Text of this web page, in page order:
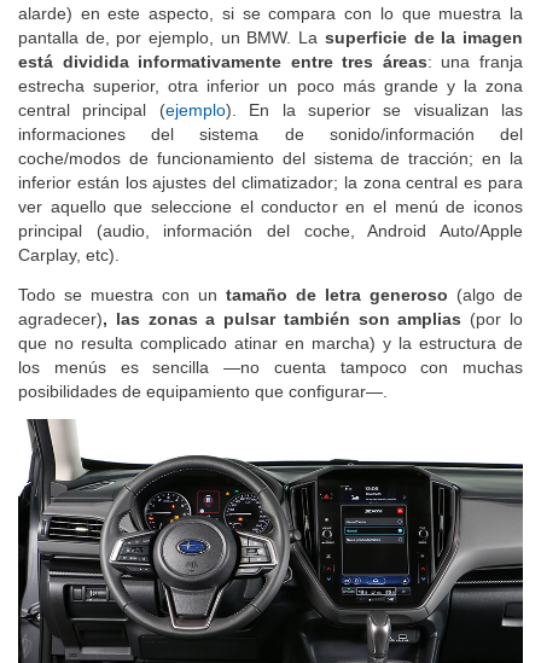
también el de un coche de hace varios años, con pocos (o ningún
alarde) en este aspecto, si se compara con lo que muestra la
pantalla de, por ejemplo, un BMW. Lasuperficie de la imagen
está dividida informativamente entre tres áreas: una franja
estrecha superior, otra inferior un poco más grande y la zona
central principal (ejemplo). En la superior se visualizan las
informaciones del sistema de sonido/información del
coche/modos de funcionamiento del sistema de tracción; en la
inferior están los ajustes del climatizador; la zona central es para
ver aquello que seleccione el conductor en el menú de iconos
principal (audio, información del coche, Android Auto/Apple
Todo se muestra con untamaño de letra generoso(algo de
agradecer), las zonas a pulsar también son amplias(por lo
que no resulta complicado atinar en marcha) y la estructura de
los menús es sencilla —no cuenta tampoco con muchas